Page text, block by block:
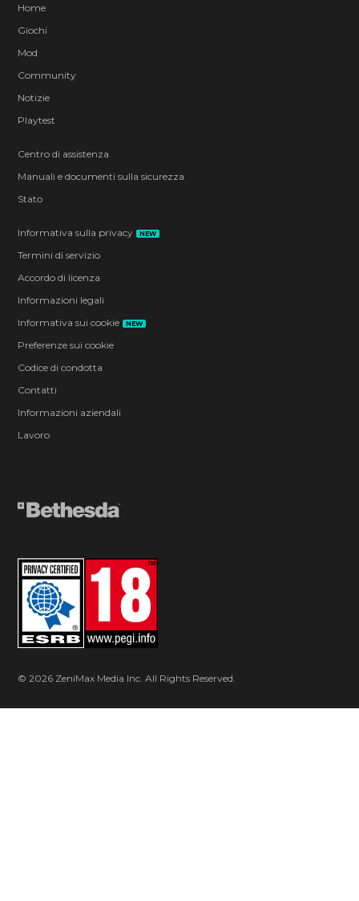
Home
Giochi
Mod
Community
Notizie
Playtest
Centro di assistenza
Manuali e documenti sulla sicurezza
Stato
Informativa sulla privacy NEW
Termini di servizio
Accordo di licenza
Informazioni legali
Informativa sui cookie
NEW
Preferenze sui cookie
Codice di condotta
Contatti
Informazioni aziendali
Lavoro
© 2026 ZeniMax Media Inc. All Rights Reserved.